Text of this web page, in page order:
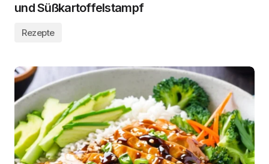
und Süßkartoffelstampf
Rezepte